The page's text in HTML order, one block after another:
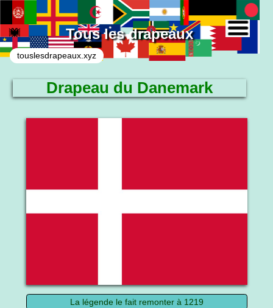
Tous les drapeaux
touslesdrapeaux.xyz
Drapeau du Danemark
Le drapeau national
La légende le fait remonter à 1219